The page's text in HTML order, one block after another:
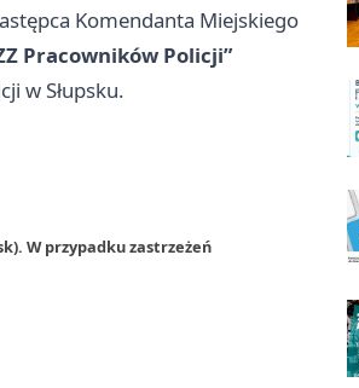
Komendanta Miejskiego
Pracowników Policji”
w Słupsku.
W przypadku zastrzeżeń